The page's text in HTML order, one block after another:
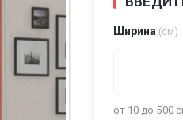
Ширина (см)
от 10 до 500